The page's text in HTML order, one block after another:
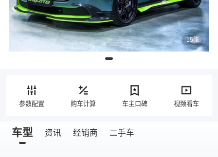
15张
参数配置 购车计算 车主口碑 视频看车
车型 资讯 经销商 二手车